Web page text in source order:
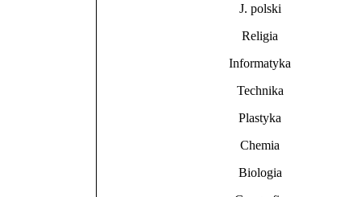
J. polski
Religia
Informatyka
Technika
Plastyka
Chemia
Biologia